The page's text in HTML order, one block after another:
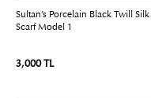
Sultan’s Porcelain Black Twill Silk
Scarf Model 1
3,000 TL